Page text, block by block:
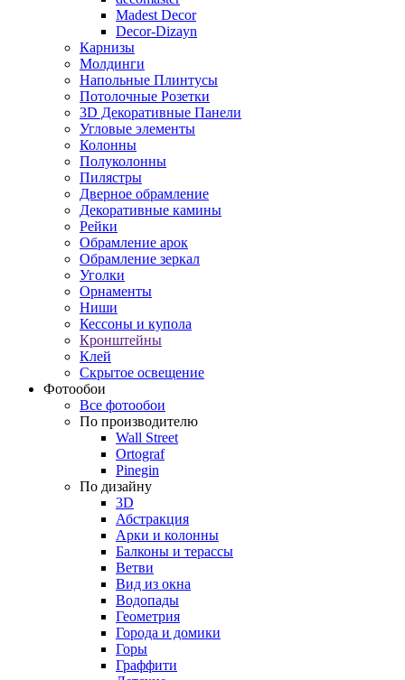
Madest Decor
Decor-Dizayn
Карнизы
Молдинги
Напольные Плинтусы
Потолочные Розетки
3D Декоративные Панели
Угловые элементы
Колонны
Полуколонны
Пилястры
Дверное обрамление
Декоративные камины
Рейки
Обрамление арок
Обрамление зеркал
Уголки
Орнаменты
Ниши
Кессоны и купола
Кронштейны
Клей
Скрытое освещение
Фотообои
Все фотообои
По производителю
Wall Street
Ortograf
Pinegin
По дизайну
3D
Абстракция
Арки и колонны
Балконы и терассы
Ветви
Вид из окна
Водопады
Геометрия
Города и домики
Горы
Граффити